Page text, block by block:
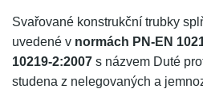
Svařované konstrukční trubky
uvedené v normách PN-EN
10219-2:2007 s názvem Duté
studena z nelegovaných a